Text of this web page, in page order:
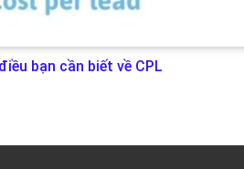
bạn cần biết về CPL